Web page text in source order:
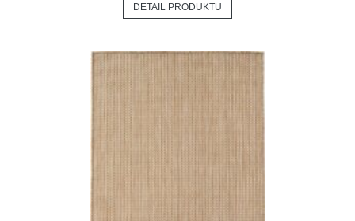
DETAIL PRODUKTU